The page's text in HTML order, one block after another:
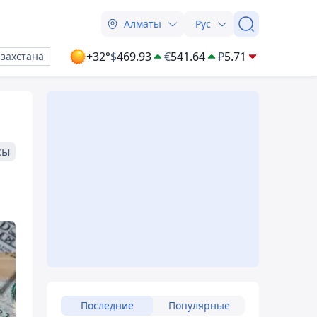
Алматы Рус
+32°$469.93 €541.64 ₽5.71
Последние Популярные